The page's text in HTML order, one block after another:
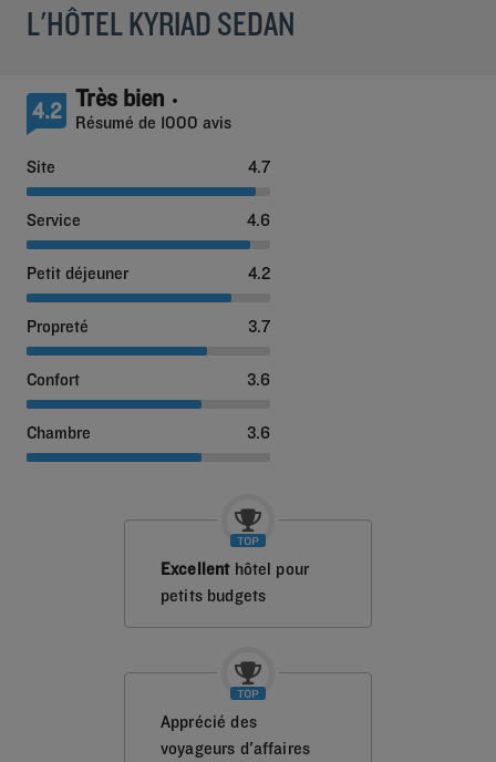
L'HÔTEL KYRIAD SEDAN
4.2 Très bien
Résumé de 1000 avis
Site 4.7
Service 4.6
Petit déjeuner 4.2
Propreté 3.7
Confort 3.6
Chambre 3.6
Excellent hôtel pour
petits budgets
Apprécié des
voyageurs d'affaires